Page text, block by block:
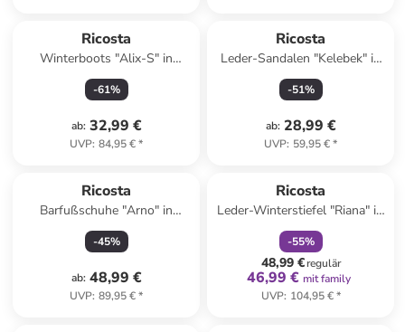
Ricosta
Winterboots "Alix-S" in
Dunkelblau
-61%
ab: 32,99 €
UVP: 84,95 €*
Ricosta
Leder-Sandalen "Kelebek" in
Rosa
-51%
ab: 28,99 €
UVP: 59,95 €*
Ricosta
Barfußschuhe "Arno" in
Hellblau
-45%
ab: 48,99 €
UVP: 89,95 €*
Ricosta
Leder-Winterstiefel "Riana" in
Schwarz
-55%
48,99 €regulär
46,99 € mit family
UVP: 104,95 €*